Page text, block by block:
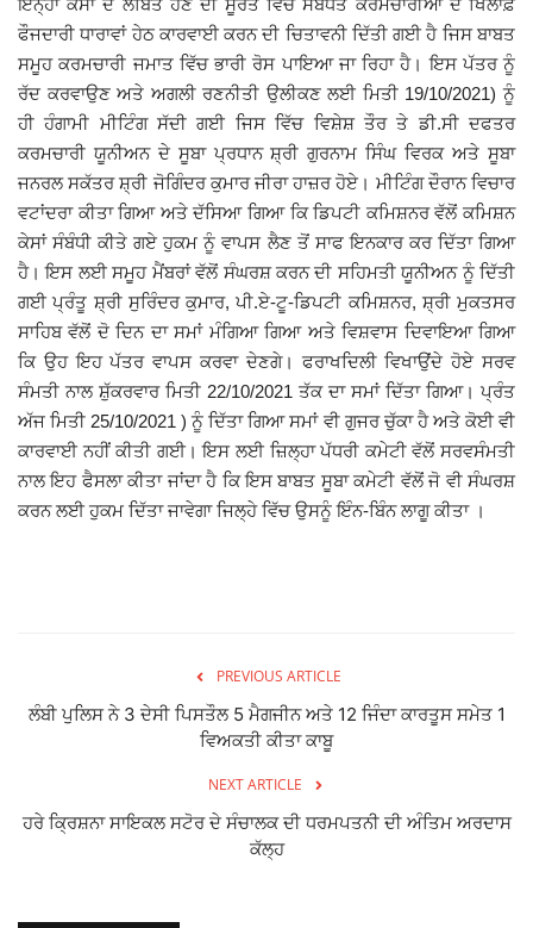
Punjab
Life & Style
Important
Contact Us
ਫੌਜਦਾਰੀ ਧਾਰਾਵਾਂ ਹੇਠ ਕਾਰਵਾਈ ਕਰਨ ਦੀ ਚਿਤਾਵਨੀ ਦਿੱਤੀ ਗਈ ਹੈ ਜਿਸ ਬਾਬਤ
ਸਮੂਹ ਕਰਮਚਾਰੀ ਜਮਾਤ ਵਿੱਚ ਭਾਰੀ ਰੋਸ ਪਾਇਆ ਜਾ ਰਿਹਾ ਹੈ। ਇਸ ਪੱਤਰ ਨੂੰ
ਰੱਦ ਕਰਵਾਉਣ ਅਤੇ ਅਗਲੀ ਰਣਨੀਤੀ ਉਲੀਕਣ ਲਈ ਮਿਤੀ 19/10/2021) ਨੂੰ
ਹੀ ਹੰਗਾਮੀ ਮੀਟਿੰਗ ਸੱਦੀ ਗਈ ਜਿਸ ਵਿੱਚ ਵਿਸ਼ੇਸ਼ ਤੌਰ ਤੇ ਡੀ.ਸੀ ਦਫਤਰ
ਕਰਮਚਾਰੀ ਯੂਨੀਅਨ ਦੇ ਸੂਬਾ ਪ੍ਰਧਾਨ ਸ਼੍ਰੀ ਗੁਰਨਾਮ ਸਿੰਘ ਵਿਰਕ ਅਤੇ ਸੂਬਾ
ਜਨਰਲ ਸਕੱਤਰ ਸ਼੍ਰੀ ਜੋਗਿੰਦਰ ਕੁਮਾਰ ਜੀਰਾ ਹਾਜ਼ਰ ਹੋਏ। ਮੀਟਿੰਗ ਦੌਰਾਨ ਵਿਚਾਰ
ਵਟਾਂਦਰਾ ਕੀਤਾ ਗਿਆ ਅਤੇ ਦੱਸਿਆ ਗਿਆ ਕਿ ਡਿਪਟੀ ਕਮਿਸ਼ਨਰ ਵੱਲੋਂ ਕਮਿਸ਼ਨ
ਕੇਸਾਂ ਸੰਬੰਧੀ ਕੀਤੇ ਗਏ ਹੁਕਮ ਨੂੰ ਵਾਪਸ ਲੈਣ ਤੋਂ ਸਾਫ ਇਨਕਾਰ ਕਰ ਦਿੱਤਾ ਗਿਆ
ਹੈ। ਇਸ ਲਈ ਸਮੂਹ ਮੈਂਬਰਾਂ ਵੱਲੋਂ ਸੰਘਰਸ਼ ਕਰਨ ਦੀ ਸਹਿਮਤੀ ਯੂਨੀਅਨ ਨੂੰ ਦਿੱਤੀ
ਗਈ ਪ੍ਰੰਤੂ ਸ਼੍ਰੀ ਸੁਰਿੰਦਰ ਕੁਮਾਰ, ਪੀ.ਏ-ਟੂ-ਡਿਪਟੀ ਕਮਿਸ਼ਨਰ, ਸ਼੍ਰੀ ਮੁਕਤਸਰ
ਸਾਹਿਬ ਵੱਲੋਂ ਦੋ ਦਿਨ ਦਾ ਸਮਾਂ ਮੰਗਿਆ ਗਿਆ ਅਤੇ ਵਿਸ਼ਵਾਸ ਦਿਵਾਇਆ ਗਿਆ
ਕਿ ਉਹ ਇਹ ਪੱਤਰ ਵਾਪਸ ਕਰਵਾ ਦੇਣਗੇ। ਫਰਾਖਦਿਲੀ ਵਿਖਾਉਂਦੇ ਹੋਏ ਸਰਵ
ਸੰਮਤੀ ਨਾਲ ਸ਼ੁੱਕਰਵਾਰ ਮਿਤੀ 22/10/2021 ਤੱਕ ਦਾ ਸਮਾਂ ਦਿੱਤਾ ਗਿਆ। ਪ੍ਰੰਤ
ਅੱਜ ਮਿਤੀ 25/10/2021 ) ਨੂੰ ਦਿੱਤਾ ਗਿਆ ਸਮਾਂ ਵੀ ਗੁਜਰ ਚੁੱਕਾ ਹੈ ਅਤੇ ਕੋਈ ਵੀ
ਕਾਰਵਾਈ ਨਹੀਂ ਕੀਤੀ ਗਈ। ਇਸ ਲਈ ਜ਼ਿਲ੍ਹਾ ਪੱਧਰੀ ਕਮੇਟੀ ਵੱਲੋਂ ਸਰਵਸੰਮਤੀ
ਨਾਲ ਇਹ ਫੈਸਲਾ ਕੀਤਾ ਜਾਂਦਾ ਹੈ ਕਿ ਇਸ ਬਾਬਤ ਸੂਬਾ ਕਮੇਟੀ ਵੱਲੋਂ ਜੋ ਵੀ ਸੰਘਰਸ਼
ਕਰਨ ਲਈ ਹੁਕਮ ਦਿੱਤਾ ਜਾਵੇਗਾ ਜਿਲ੍ਹੇ ਵਿੱਚ ਉਸਨੂੰ ਇੰਨ-ਬਿੰਨ ਲਾਗੂ ਕੀਤਾ ।
PREVIOUS ARTICLE
ਲੰਬੀ ਪੁਲਿਸ ਨੇ 3 ਦੇਸੀ ਪਿਸਤੌਲ 5 ਮੈਗਜੀਨ ਅਤੇ 12 ਜਿੰਦਾ ਕਾਰਤੂਸ ਸਮੇਤ 1
ਵਿਅਕਤੀ ਕੀਤਾ ਕਾਬੂ
NEXT ARTICLE
ਹਰੇ ਕ੍ਰਿਸ਼ਨਾ ਸਾਇਕਲ ਸਟੋਰ ਦੇ ਸੰਚਾਲਕ ਦੀ ਧਰਮਪਤਨੀ ਦੀ ਅੰਤਿਮ ਅਰਦਾਸ
ਕੱਲ੍ਹ